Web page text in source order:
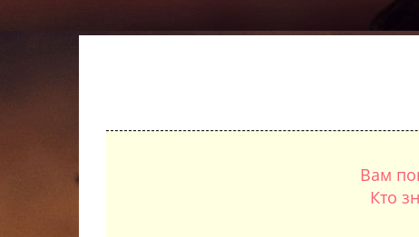
Вам
Кто